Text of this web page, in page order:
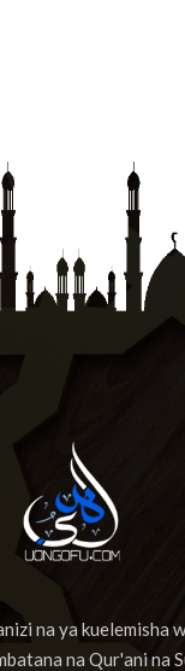
na ya kuelemisha
na Qur'ani na